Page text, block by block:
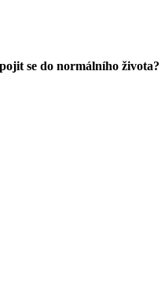
se do normálního života?